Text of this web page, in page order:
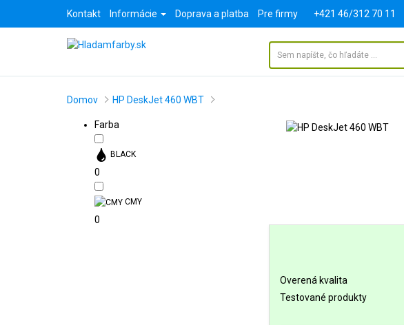
Kontakt Informácie Doprava a platba Pre firmy +421 46/312 70 11
Domov HP DeskJet 460 WBT
Farba
BLACK
0
CMY
0
Overená kvalita
Testované produkty